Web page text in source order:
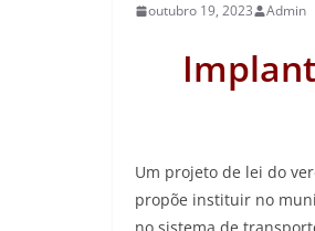
outubro 19, 2023 Admin
Um projeto de lei do
propõe instituir no